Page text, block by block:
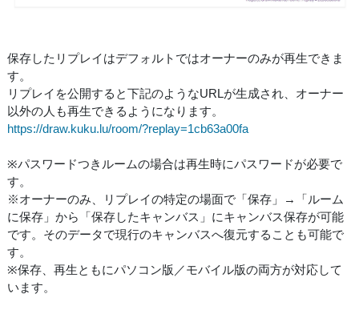
保存したリプレイはデフォルトではオーナーのみが再生できま
す。
リプレイを公開すると下記のようなURLが生成され、オーナー
以外の人も再生できるようになります。
https://draw.kuku.lu/room/?replay=1cb63a00fa
※パスワードつきルームの場合は再生時にパスワードが必要で
す。
※オーナーのみ、リプレイの特定の場面で「保存」→「ルーム
に保存」から「保存したキャンバス」にキャンバス保存が可能
です。そのデータで現行のキャンバスへ復元することも可能で
す。
※保存、再生ともにパソコン版／モバイル版の両方が対応して
います。